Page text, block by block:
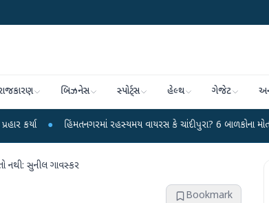
બિઝનેસ સ્પોર્ટ્સ હેલ્થ ગેજેટ
હિંમતનગરમાં રહસ્યમય વાયરસ કે ચાંદીપુરા? 6 બાળકોના મોતથી ફફડાટ ●
નથી: સુનીલ ગાવસ્કર
Bookmark